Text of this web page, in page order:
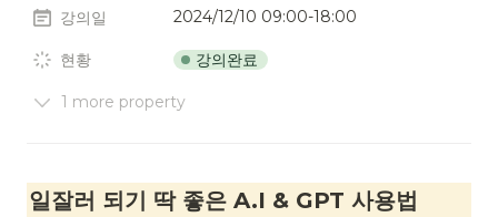
강의일 2024/12/10 09:00-18:00
현황 강의완료
1 more property
일잘러 되기 딱 좋은 A.I & GPT 사용법